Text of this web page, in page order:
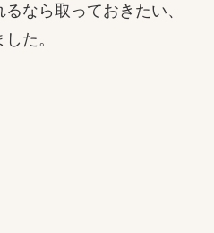
なら取っておきたい、
た。